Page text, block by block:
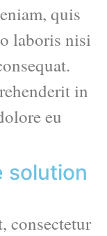
quis
laboris nisi
in
eu
solution
consectetur